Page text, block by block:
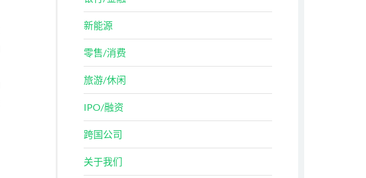
新能源
零售/消费
旅游/休闲
IPO/融资
跨国公司
关于我们